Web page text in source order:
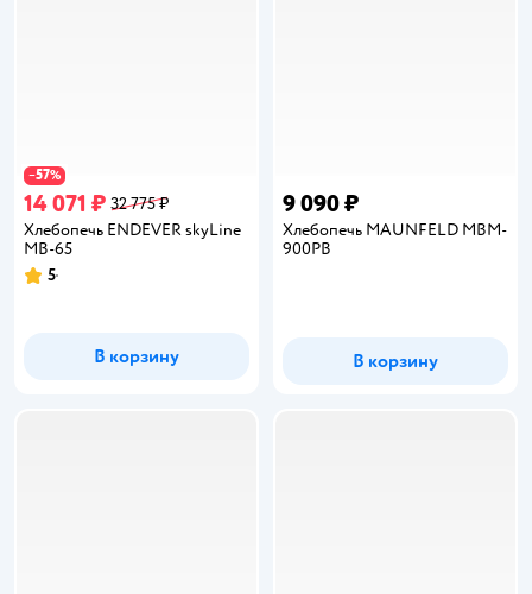
−57%
14 071 ₽ 32 775 ₽
Хлебопечь ENDEVER skyLine
MB-65
Рейтинг:
5
В корзину
9 090 ₽
Хлебопечь MAUNFELD MBM-
900PB
В корзину